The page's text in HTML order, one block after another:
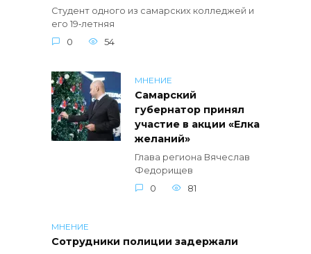
Студент одного из самарских колледжей и
его 19‑летняя
0
54
МНЕНИЕ
Самарский
губернатор принял
участие в акции «Елка
желаний»
Глава региона Вячеслав
Федорищев
0
81
МНЕНИЕ
Сотрудники полиции задержали